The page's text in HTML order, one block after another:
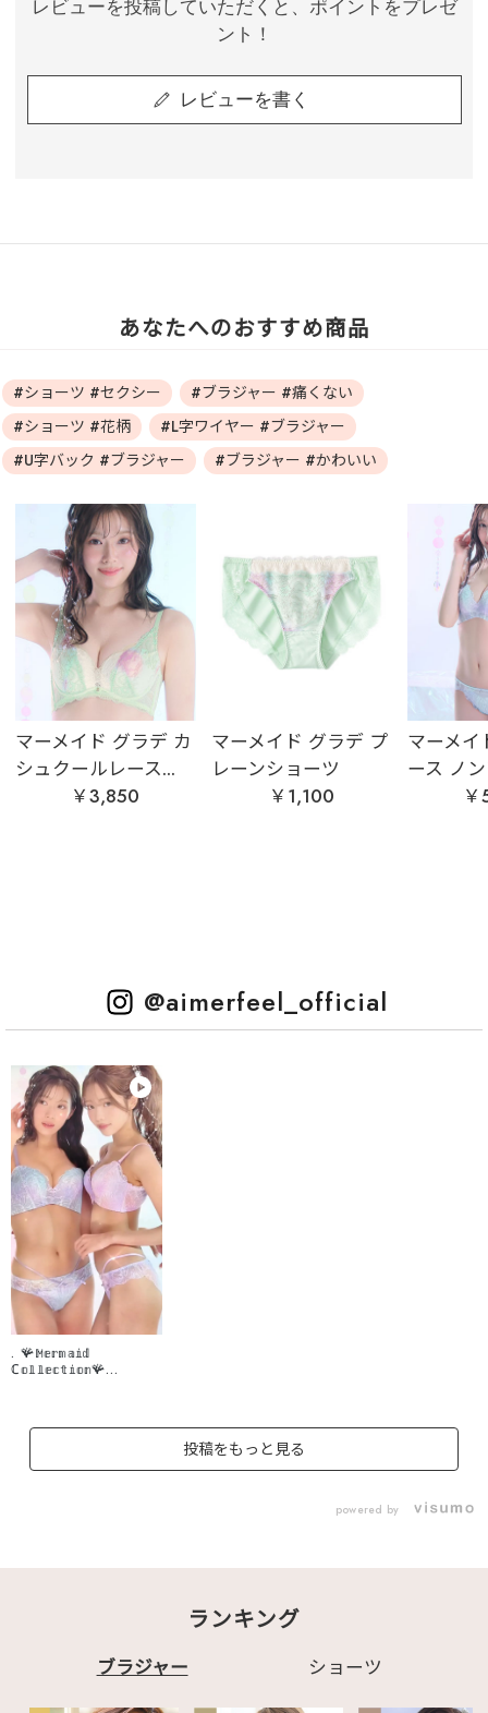
レビューを投稿していただくと、ポイントをプレゼ
ント！
レビューを書く
あなたへのおすすめ商品
#ショーツ #セクシー
#ブラジャー #痛くない
#ショーツ #花柄
#L字ワイヤー #ブラジャー
#U字バック #ブラジャー
#ブラジャー #かわいい
マーメイド グラデ カ
シュクールレース...
￥3,850
マーメイド グラデ プ
レーンショーツ
￥1,100
マーメイ
ース ノ
@aimerfeel_official
. 🪸𝕄𝕖𝕣𝕞𝕒𝕚𝕕
ℂ𝕠𝕝𝕝𝕖𝕔𝕥𝕚𝕠𝕟🪸
この夏、あなたはどの
♡┈┈┈┈┈┈┈┈┈
ブラジャー&ショーツ
ーメイド グラデ Tバッ
投稿をもっと見る
powered by
ランキング
ブラジャー ショーツ